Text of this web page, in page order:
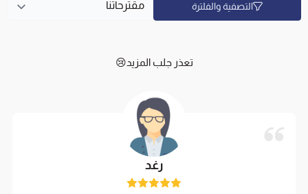
التصفية والفلترة
تعذر جلب المزيد😢
رغد